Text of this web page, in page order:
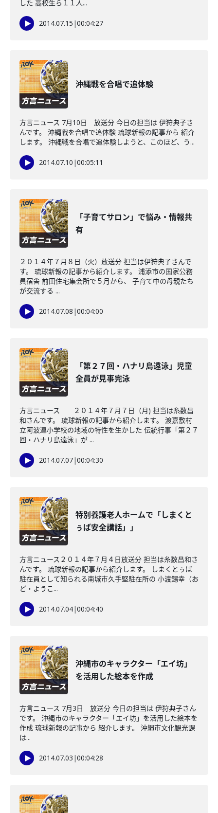
した 高校生ら１１人...
2014.07.15 |00:04:27
沖縄戦を合唱で追体験
方言ニュース 7月10日 放送分 今日の担当は 伊狩典子さ
んです。 沖縄戦を合唱で追体験 琉球新報の記事から 紹介
します。 沖縄戦を合唱で追体験しようと、このほど、う...
2014.07.10 |00:05:11
「子育てサロン」で悩み・情報共
有
２０１４年７月８日（火）放送分 担当は伊狩典子さんで
す。 琉球新報の記事から紹介します。 浦添市の国家公務
員宿舎 前田住宅集会所で５月から、 子育て中の母親たち
が交流する ...
2014.07.08 |00:04:00
「第２７回・ハナリ島遠泳」児童
全員が見事完泳
方言ニュース ２０１４年７月７日（月) 担当は糸数昌
和さんです。 琉球新報の記事から紹介します。 渡嘉敷村
立阿波連小学校の地域の特性を生かした 伝統行事「第２７
回・ハナリ島遠泳」が ...
2014.07.07|00:04:30
特別養護老人ホームで「しまくと
ぅば安全講話」」
方言ニュース２０１４年７月４日放送分 担当は糸数昌和さ
んです。 琉球新報の記事から紹介します。 しまくとぅば
駐在員として知られる南城市久手堅駐在所の 小渡錫幸（お
ど・ようこ...
2014.07.04|00:04:40
沖縄市のキャラクター「エイ坊」
を活用した絵本を作成
方言ニュース 7月3日 放送分 今日の担当は 伊狩典子さん
です。 沖縄市のキャラクター「エイ坊」を活用した絵本を
作成 琉球新報の記事から 紹介します。 沖縄市文化観光課
は...
2014.07.03 |00:04:28